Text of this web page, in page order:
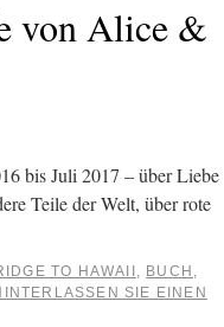
von Alice &
bis Juli 2017 – über Liebe
Teile der Welt, über rote
TO HAWAII , BUCH ,
SIE EINEN